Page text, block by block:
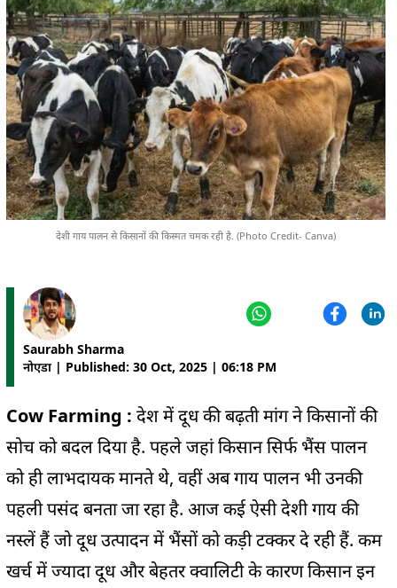
देशी गाय पालन से किसानों की किस्मत चमक रही है. (Photo Credit- Canva)
Saurabh Sharma
नोएडा | Published: 30 Oct, 2025 | 06:18 PM
Cow Farming : देश में दूध की बढ़ती मांग ने किसानों की
सोच को बदल दिया है. पहले जहां किसान सिर्फ भैंस पालन
को ही लाभदायक मानते थे, वहीं अब गाय पालन भी उनकी
पहली पसंद बनता जा रहा है. आज कई ऐसी देशी गाय की
नस्लें हैं जो दूध उत्पादन में भैंसों को कड़ी टक्कर दे रही हैं. कम
खर्च में ज्यादा दूध और बेहतर क्वालिटी के कारण किसान इन